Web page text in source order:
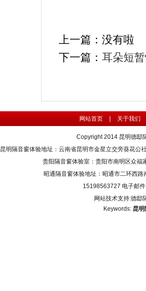
上一篇：没有啦
下一篇： 耳朵短
网站首页 关于我们
Copyright 2014 昆明德邸
昆明隔音窗体验地址：云南省昆明市金星立交旁葵花
贵阳隔音窗体验室：贵阳市南明区众
昭通隔音窗体验地址：昭通市二环西
15198563727 电子邮
网站技术支持:德邸
Keywords: 昆明